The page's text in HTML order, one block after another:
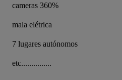
cameras 360%
mala elétrica
7 lugares autónomos
etc...............